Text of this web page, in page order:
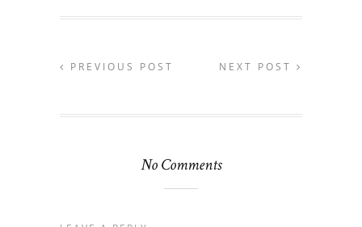
PREVIOUS POST NEXT POST
No Comments